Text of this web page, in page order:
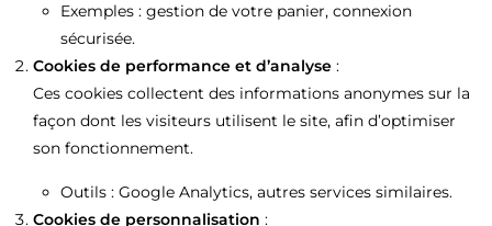
Exemples : gestion de votre panier, connexion
sécurisée.
Cookies de performance et d’analyse :
Ces cookies collectent des informations anonymes sur la
façon dont les visiteurs utilisent le site, afin d’optimiser
son fonctionnement.
Outils : Google Analytics, autres services similaires.
Cookies de personnalisation :